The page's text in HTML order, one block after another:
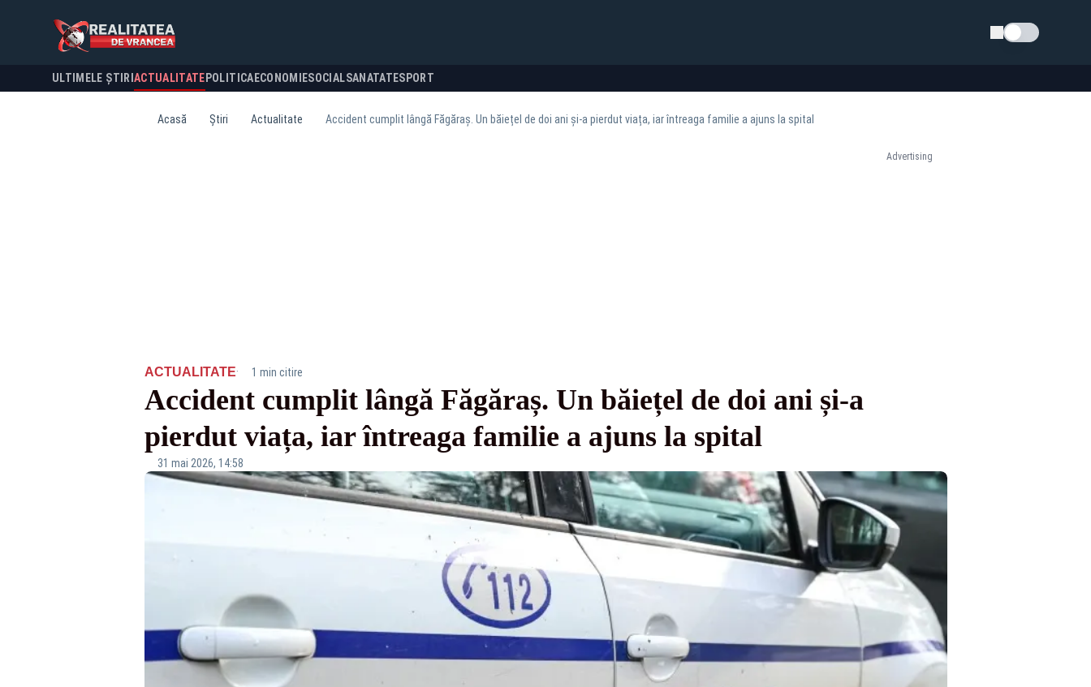
Schimba tema
ULTIMELE ȘTIRI ACTUALITATE POLITICA ECONOMIESOCIALSANATATESPORT
Acasă Știri Actualitate Accident cumplit lângă Făgăraș. Un băiețel de doi ani și-a pierdut viața, iar întreaga familie a ajuns la spital
Advertising
ACTUALITATE· 1 min citire
Accident cumplit lângă Făgăraș. Un băiețel de doi ani și-a
pierdut viața, iar întreaga familie a ajuns la spital
31 mai 2026, 14:58